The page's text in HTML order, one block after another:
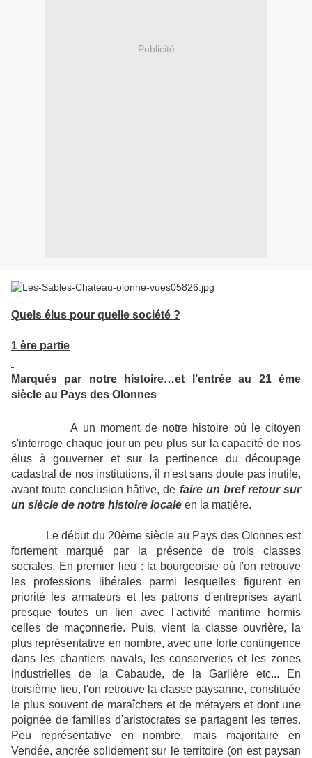
Publicité
Quels élus pour quelle société ?
1 ère partie
Marqués par notre histoire…et l’entrée au 21 ème
siècle au Pays des Olonnes
A un moment de notre histoire où le citoyen
s'interroge chaque jour un peu plus sur la capacité de nos
élus à gouverner et sur la pertinence du découpage
cadastral de nos institutions, il n'est sans doute pas inutile,
avant toute conclusion hâtive, de faire un bref retour sur
un siècle de notre histoire locale en la matière.
Le début du 20ème siècle au Pays des Olonnes est
fortement marqué par la présence de trois classes
sociales. En premier lieu : la bourgeoisie où l'on retrouve
les professions libérales parmi lesquelles figurent en
priorité les armateurs et les patrons d'entreprises ayant
presque toutes un lien avec l'activité maritime hormis
celles de maçonnerie. Puis, vient la classe ouvrière, la
plus représentative en nombre, avec une forte contingence
dans les chantiers navals, les conserveries et les zones
industrielles de la Cabaude, de la Garlière etc... En
troisième lieu, l'on retrouve la classe paysanne, constituée
le plus souvent de maraîchers et de métayers et dont une
poignée de familles d'aristocrates se partagent les terres.
Peu représentative en nombre, mais majoritaire en
Vendée, ancrée solidement sur le territoire (on est paysan